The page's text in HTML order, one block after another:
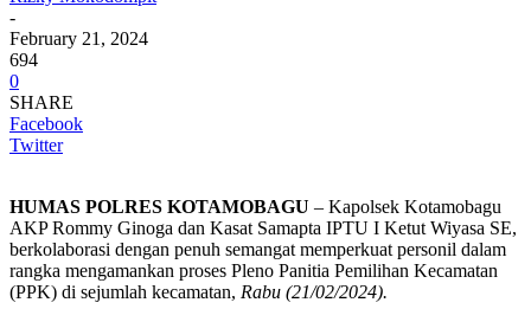
-
February 21, 2024
694
0
SHARE
Facebook
Twitter
HUMAS POLRES KOTAMOBAGU – Kapolsek Kotamobagu
AKP Rommy Ginoga dan Kasat Samapta IPTU I Ketut Wiyasa SE,
berkolaborasi dengan penuh semangat memperkuat personil dalam
rangka mengamankan proses Pleno Panitia Pemilihan Kecamatan
(PPK) di sejumlah kecamatan, Rabu (21/02/2024).